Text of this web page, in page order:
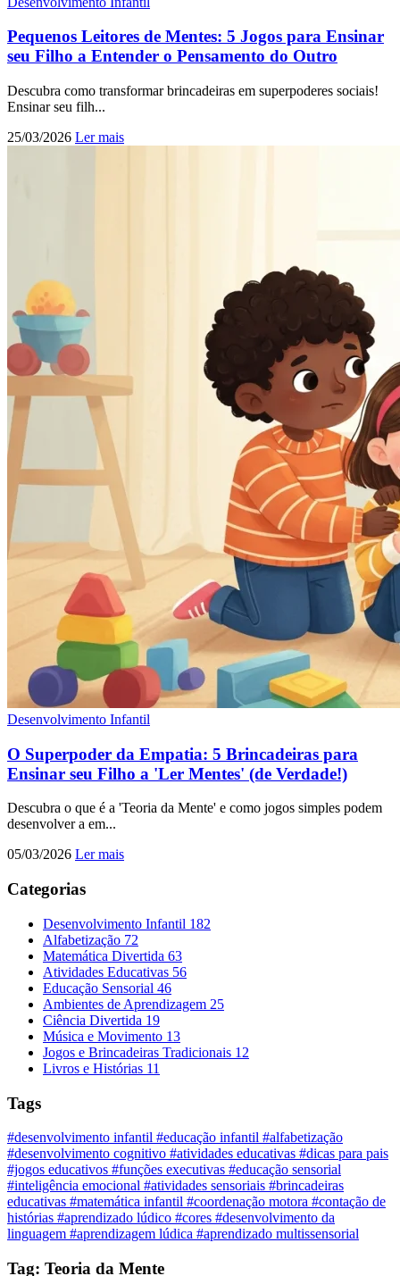
Pequenos Leitores de Mentes: 5 Jogos para Ensinar
seu Filho a Entender o Pensamento do Outro
Descubra como transformar brincadeiras em superpoderes sociais!
Ensinar seu filh...
25/03/2026 Ler mais
Desenvolvimento Infantil
O Superpoder da Empatia: 5 Brincadeiras para
Ensinar seu Filho a 'Ler Mentes' (de Verdade!)
Descubra o que é a 'Teoria da Mente' e como jogos simples podem
desenvolver a em...
05/03/2026 Ler mais
Categorias
Desenvolvimento Infantil 182
Alfabetização 72
Matemática Divertida 63
Atividades Educativas 56
Educação Sensorial 46
Ambientes de Aprendizagem 25
Ciência Divertida 19
Música e Movimento 13
Jogos e Brincadeiras Tradicionais 12
Livros e Histórias 11
Tags
#desenvolvimento infantil #educação infantil #alfabetização
#desenvolvimento cognitivo #atividades educativas #dicas para pais
#jogos educativos #funções executivas #educação sensorial
#inteligência emocional #atividades sensoriais #brincadeiras
educativas #matemática infantil #coordenação motora #contação de
histórias #aprendizado lúdico #cores #desenvolvimento da
linguagem #aprendizagem lúdica #aprendizado multissensorial
Tag: Teoria da Mente